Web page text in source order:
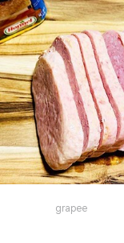
grapee